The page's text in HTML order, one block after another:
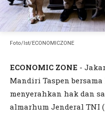
Foto/Ist/ECONOMICZONE
ECONOMIC ZONE -
Mandiri Taspen bersama
menyerahkan hak dan
almarhum Jenderal TNI